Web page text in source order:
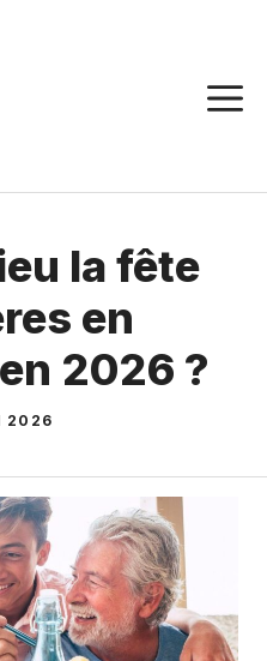
la fête
en
2026 ?
2026